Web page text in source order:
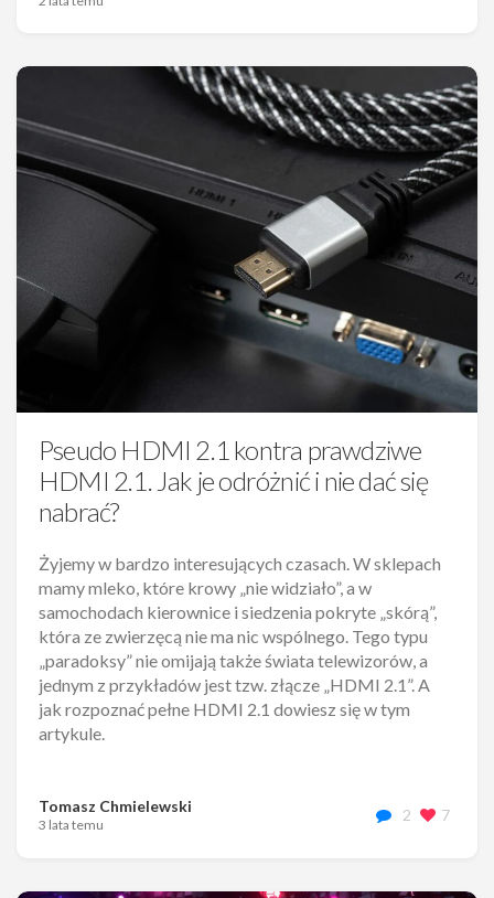
Pseudo HDMI 2.1 kontra prawdziwe
HDMI 2.1. Jak je odróżnić i nie dać się
nabrać?
Żyjemy w bardzo interesujących czasach. W sklepach
mamy mleko, które krowy „nie widziało”, a w
samochodach kierownice i siedzenia pokryte „skórą”,
która ze zwierzęcą nie ma nic wspólnego. Tego typu
„paradoksy” nie omijają także świata telewizorów, a
jednym z przykładów jest tzw. złącze „HDMI 2.1”. A
jak rozpoznać pełne HDMI 2.1 dowiesz się w tym
artykule.
Tomasz Chmielewski
3 lata temu
2 7